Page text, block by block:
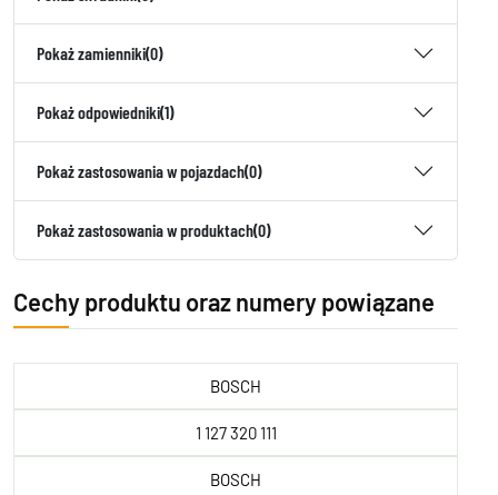
Pokaż zamienniki(0)
Pokaż odpowiedniki(1)
Pokaż zastosowania w pojazdach(0)
Pokaż zastosowania w produktach(0)
Cechy produktu oraz numery powiązane
BOSCH
1 127 320 111
BOSCH